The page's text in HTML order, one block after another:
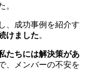
。
、成功事例を紹介す
けました。
たちには解決策があ
、メンバーの不安を